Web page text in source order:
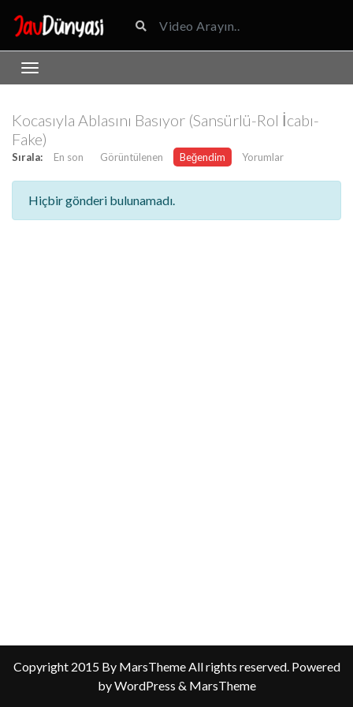
Kocasıyla Ablasını Basıyor (Sansürlü-Rol İcabı-
Fake)
Sırala: En son Görüntülenen Beğendim Yorumlar
Hiçbir gönderi bulunamadı.
Copyright 2015 By MarsTheme All rights reserved. Powered
by WordPress & MarsTheme